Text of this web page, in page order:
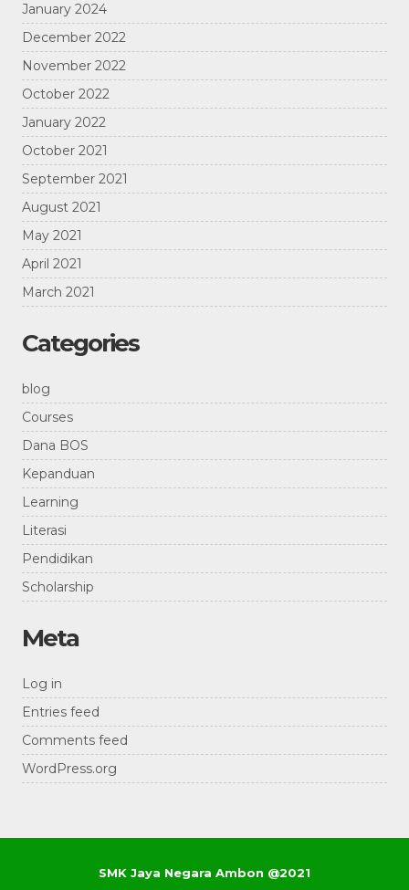
January 2024
December 2022
November 2022
October 2022
January 2022
October 2021
September 2021
August 2021
May 2021
April 2021
March 2021
Categories
blog
Courses
Dana BOS
Kepanduan
Learning
Literasi
Pendidikan
Scholarship
Meta
Log in
Entries feed
Comments feed
WordPress.org
SMK Jaya Negara Ambon @2021